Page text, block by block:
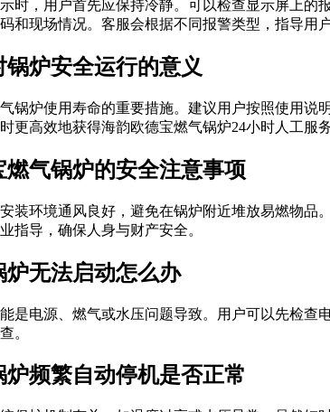
时，用户首先应保持冷静。可以检查显示屏上
和现场情况。客服会根据不同报警类型，指导用
锅炉安全运行的意义
锅炉使用寿命的重要措施。建议用户按照使用
更高效地获得海韵欧德宝燃气锅炉24小时人工服
气锅炉的安全注意事项
装环境通风良好，避免在锅炉附近堆放易燃物
指导，确保人身与财产安全。
无法启动怎么办
是电源、燃气或水压问题导致。用户可以先检
。
频繁自动停机是否正常